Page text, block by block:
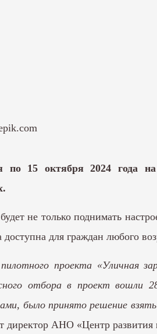
15 октября 2024 года
не только поднимать
для граждан любого
проекта «Уличная
отбора в проект вошли
было принято решение
директор АНО «Центр